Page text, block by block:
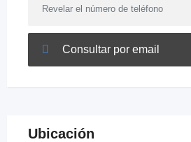
Revelar el número de teléfono
Consultar por email
Ubicación